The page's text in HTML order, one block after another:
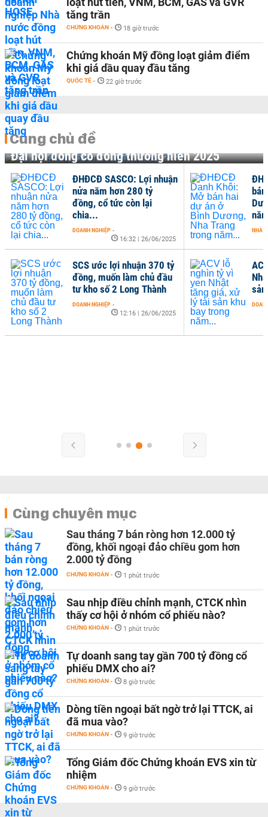
tăng trần
CHỨNG KHOÁN - 18 giờ trước
Chứng khoán Mỹ đồng loạt giảm điểm
khi giá dầu quay đầu tăng
QUỐC TẾ - 22 giờ trước
Cùng chủ đề
Đại hội đồng cổ đông thường niên 2025
ĐHĐCĐ SASCO: Lợi nhuận
nửa năm hơn 280 tỷ
đồng, cổ tức còn lại
chia...
DOANH NGHIỆP -
16:32 | 26/06/2025
SCS ước lợi nhuận 370 tỷ
đồng, muốn làm chủ đầu
tư kho số 2 Long Thành
DOANH NGHIỆP -
12:16 | 26/06/2025
NHÀ
Cùng chuyên mục
Sau tháng 7 bán ròng hơn 12.000 tỷ
đồng, khối ngoại đảo chiều gom hơn
2.000 tỷ đồng
CHỨNG KHOÁN - 1 phút trước
Sau nhịp điều chỉnh mạnh, CTCK nhìn
thấy cơ hội ở nhóm cổ phiếu nào?
CHỨNG KHOÁN - 1 phút trước
Tự doanh sang tay gần 700 tỷ đồng cổ
phiếu DMX cho ai?
CHỨNG KHOÁN - 8 giờ trước
Dòng tiền ngoại bất ngờ trở lại TTCK, ai
đã mua vào?
CHỨNG KHOÁN - 9 giờ trước
Tổng Giám đốc Chứng khoán EVS xin từ
nhiệm
CHỨNG KHOÁN - 9 giờ trước